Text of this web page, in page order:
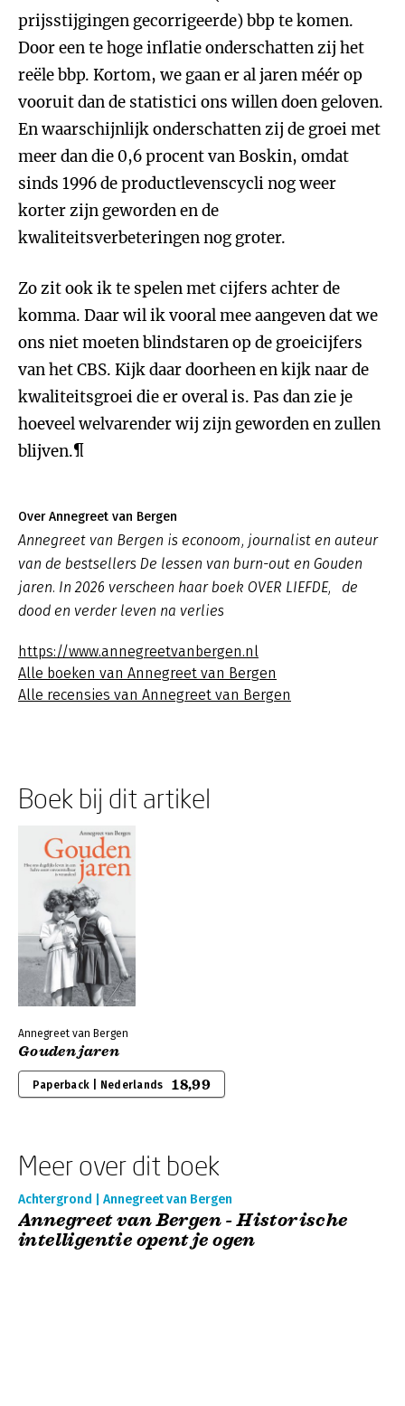
prijsstijgingen gecorrigeerde) bbp te komen.
Door een te hoge inflatie onderschatten zij het
reële bbp. Kortom, we gaan er al jaren méér op
vooruit dan de statistici ons willen doen geloven.
En waarschijnlijk onderschatten zij de groei met
meer dan die 0,6 procent van Boskin, omdat
sinds 1996 de productlevenscycli nog weer
korter zijn geworden en de
kwaliteitsverbeteringen nog groter.
Zo zit ook ik te spelen met cijfers achter de
komma. Daar wil ik vooral mee aangeven dat we
ons niet moeten blindstaren op de groeicijfers
van het CBS. Kijk daar doorheen en kijk naar de
kwaliteitsgroei die er overal is. Pas dan zie je
hoeveel welvarender wij zijn geworden en zullen
blijven.¶
Over Annegreet van Bergen
Annegreet van Bergen is econoom, journalist en auteur
van de bestsellers De lessen van burn-out en Gouden
jaren. In 2026 verscheen haar boek OVER LIEFDE, de
dood en verder leven na verlies
https://www.annegreetvanbergen.nl
Alle boeken van Annegreet van Bergen
Alle recensies van Annegreet van Bergen
Boek bij dit artikel
Annegreet van Bergen
Gouden jaren
Paperback | Nederlands 18,99
Meer over dit boek
Achtergrond | Annegreet van Bergen
Annegreet van Bergen - Historische
intelligentie opent je ogen